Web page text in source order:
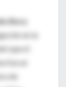
Bory
en la
que el
fue un
de